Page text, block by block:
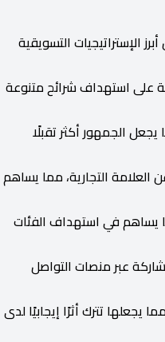
الإستراتيجيات التسويقية
على استهداف شرائح متنوعة
الجمهور أكثر تقبلًا
العلامة التجارية، مما يساهم
يساهم في استهداف الفئات
عبر منصات التواصل
يجعلها تترك أثرًا إيجابيًا لدى